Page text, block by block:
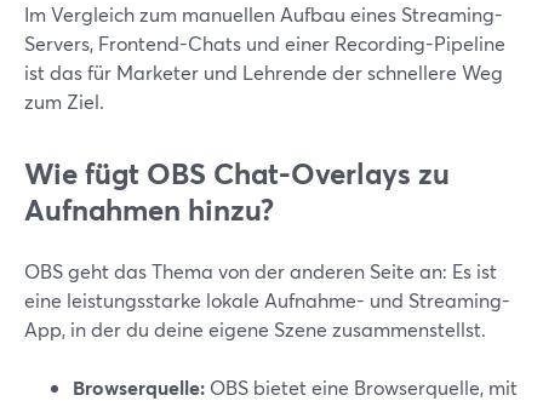
Im Vergleich zum manuellen Aufbau eines Streaming-
Servers, Frontend-Chats und einer Recording-Pipeline
ist das für Marketer und Lehrende der schnellere Weg
zum Ziel.
Wie fügt OBS Chat-Overlays zu
Aufnahmen hinzu?
OBS geht das Thema von der anderen Seite an: Es ist
eine leistungsstarke lokale Aufnahme- und Streaming-
App, in der du deine eigene Szene zusammenstellst.
Browserquelle: OBS bietet eine Browserquelle, mit